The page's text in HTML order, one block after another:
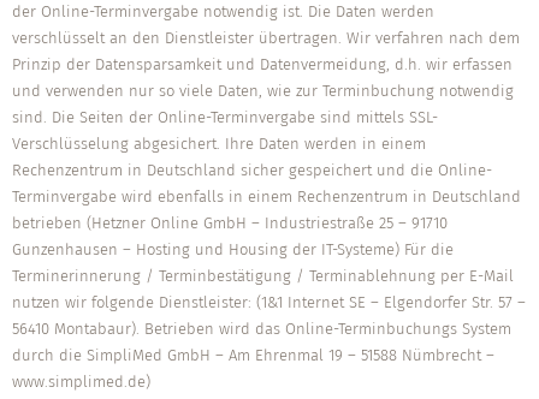
der Online-Terminvergabe notwendig ist. Die Daten werden
verschlüsselt an den Dienstleister übertragen. Wir verfahren nach dem
Prinzip der Datensparsamkeit und Datenvermeidung, d.h. wir erfassen
und verwenden nur so viele Daten, wie zur Terminbuchung notwendig
sind. Die Seiten der Online-Terminvergabe sind mittels SSL-
Verschlüsselung abgesichert. Ihre Daten werden in einem
Rechenzentrum in Deutschland sicher gespeichert und die Online-
Terminvergabe wird ebenfalls in einem Rechenzentrum in Deutschland
betrieben (Hetzner Online GmbH – Industriestraße 25 – 91710
Gunzenhausen – Hosting und Housing der IT-Systeme) Für die
Terminerinnerung / Terminbestätigung / Terminablehnung per E-Mail
nutzen wir folgende Dienstleister: (1&1 Internet SE – Elgendorfer Str. 57 –
56410 Montabaur). Betrieben wird das Online-Terminbuchungs System
durch die SimpliMed GmbH – Am Ehrenmal 19 – 51588 Nümbrecht –
www.simplimed.de)